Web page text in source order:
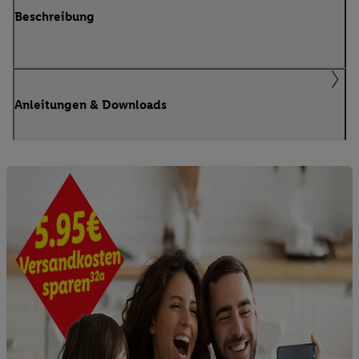
Beschreibung
Anleitungen & Downloads